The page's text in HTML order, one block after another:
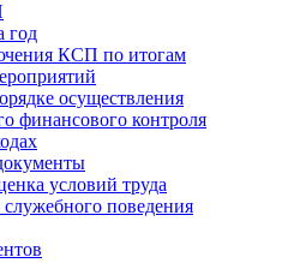
год
КСП по итогам
осуществления
финансового контроля
условий труда
поведения